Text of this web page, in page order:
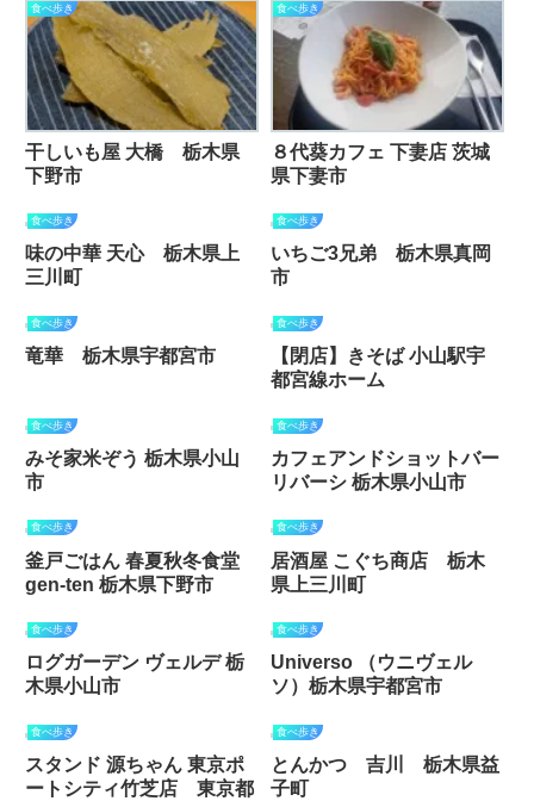
食べ歩き
干しいも屋 大橋 栃木県
下野市
食べ歩き
８代葵カフェ 下妻店 茨城
県下妻市
食べ歩き
味の中華 天心 栃木県上
三川町
食べ歩き
いちご3兄弟 栃木県真岡
市
食べ歩き
竜華 栃木県宇都宮市
食べ歩き
【閉店】きそば 小山駅宇
都宮線ホーム
食べ歩き
みそ家米ぞう 栃木県小山
市
食べ歩き
カフェアンドショットバー
リバーシ 栃木県小山市
食べ歩き
釜戸ごはん 春夏秋冬食堂
gen-ten 栃木県下野市
食べ歩き
居酒屋 こぐち商店 栃木
県上三川町
食べ歩き
ログガーデン ヴェルデ 栃
木県小山市
食べ歩き
Universo （ウニヴェル
ソ）栃木県宇都宮市
食べ歩き
スタンド 源ちゃん 東京ポ
ートシティ竹芝店 東京都
食べ歩き
とんかつ 吉川 栃木県益
子町